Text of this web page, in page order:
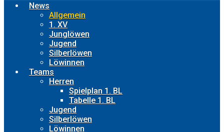
News
Allgemein
1. XV
Junglöwen
Jugend
Silberlöwen
Löwinnen
Teams
Herren
Spielplan 1. BL
Tabelle 1. BL
Jugend
Silberlöwen
Löwinnen